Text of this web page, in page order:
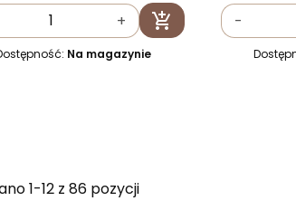
+ 
Dodaj do koszyka
Na magazynie
-
1-12 z 86 pozycji